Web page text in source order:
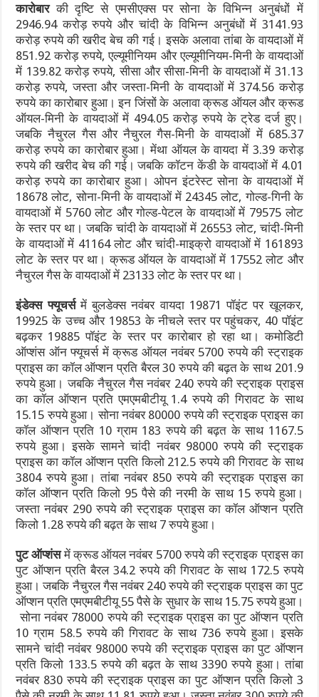
कारोबारकी दृष्टि से एमसीएक्स पर सोना के विभिन्न अनुबंधों में
2946.94 करोड़ रुपये और चांदी के विभिन्न अनुबंधों में 3141.93
करोड़ रुपये की खरीद बेच की गई। इसके अलावा तांबा के वायदाओं में
851.92 करोड़ रुपये, एल्यूमीनियम और एल्यूमीनियम-मिनी के वायदाओं
में 139.82 करोड़ रुपये, सीसा और सीसा-मिनी के वायदाओं में 31.13
करोड़ रुपये, जस्ता और जस्ता-मिनी के वायदाओं में 374.56 करोड़
रुपये का कारोबार हुआ। इन जिंसों के अलावा क्रूड ऑयल और क्रूड
ऑयल-मिनी के वायदाओं में 494.05 करोड़ रुपये के ट्रेड दर्ज हुए।
जबकि नैचुरल गैस और नैचुरल गैस-मिनी के वायदाओं में 685.37
करोड़ रुपये का कारोबार हुआ। मेंथा ऑयल के वायदा में 3.39 करोड़
रुपये की खरीद बेच की गई। जबकि कॉटन केंडी के वायदाओं में 4.01
करोड़ रुपये का कारोबार हुआ। ओपन इंटरेस्ट सोना के वायदाओं में
18678 लोट, सोना-मिनी के वायदाओं में 24345 लोट, गोल्ड-गिनी के
वायदाओं में 5760 लोट और गोल्ड-पेटल के वायदाओं में 79575 लोट
के स्तर पर था। जबकि चांदी के वायदाओं में 26553 लोट, चांदी-मिनी
के वायदाओं में 41164 लोट और चांदी-माइक्रो वायदाओं में 161893
लोट के स्तर पर था। क्रूड ऑयल के वायदाओं में 17552 लोट और
नैचुरल गैस के वायदाओं में 23133 लोट के स्तर पर था।
इंडेक्स फ्यूचर्समें बुलडेक्स नवंबर वायदा 19871 पॉइंट पर खूलकर,
19925 के उच्च और 19853 के नीचले स्तर पर पहुंचकर, 40 पॉइंट
बढ़कर 19885 पॉइंट के स्तर पर कारोबार हो रहा था। कमोडिटी
ऑप्शंस ऑन फ्यूचर्स में क्रूड ऑयल नवंबर 5700 रुपये की स्ट्राइक
प्राइस का कॉल ऑप्शन प्रति बैरल 30 रुपये की बढ़त के साथ 201.9
रुपये हुआ। जबकि नैचुरल गैस नवंबर 240 रुपये की स्ट्राइक प्राइस
का कॉल ऑप्शन प्रति एमएमबीटीयू 1.4 रुपये की गिरावट के साथ
15.15 रुपये हुआ। सोना नवंबर 80000 रुपये की स्ट्राइक प्राइस का
कॉल ऑप्शन प्रति 10 ग्राम 183 रुपये की बढ़त के साथ 1167.5
रुपये हुआ। इसके सामने चांदी नवंबर 98000 रुपये की स्ट्राइक
प्राइस का कॉल ऑप्शन प्रति किलो 212.5 रुपये की गिरावट के साथ
3804 रुपये हुआ। तांबा नवंबर 850 रुपये की स्ट्राइक प्राइस का
कॉल ऑप्शन प्रति किलो 95 पैसे की नरमी के साथ 15 रुपये हुआ।
जस्ता नवंबर 290 रुपये की स्ट्राइक प्राइस का कॉल ऑप्शन प्रति
किलो 1.28 रुपये की बढ़त के साथ 7 रुपये हुआ।
पुट ऑप्शंसमें क्रूड ऑयल नवंबर 5700 रुपये की स्ट्राइक प्राइस का
पुट ऑप्शन प्रति बैरल 34.2 रुपये की गिरावट के साथ 172.5 रुपये
हुआ। जबकि नैचुरल गैस नवंबर 240 रुपये की स्ट्राइक प्राइस का पुट
ऑप्शन प्रति एमएमबीटीयू 55 पैसे के सुधार के साथ 15.75 रुपये हुआ।
सोना नवंबर 78000 रुपये की स्ट्राइक प्राइस का पुट ऑप्शन प्रति
10 ग्राम 58.5 रुपये की गिरावट के साथ 736 रुपये हुआ। इसके
सामने चांदी नवंबर 98000 रुपये की स्ट्राइक प्राइस का पुट ऑप्शन
प्रति किलो 133.5 रुपये की बढ़त के साथ 3390 रुपये हुआ। तांबा
नवंबर 830 रुपये की स्ट्राइक प्राइस का पुट ऑप्शन प्रति किलो 3